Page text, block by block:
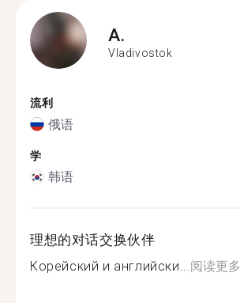
A.
Vladivostok
流利
俄语
学
韩语
理想的对话交换伙伴
Корейский и английски...阅读更多